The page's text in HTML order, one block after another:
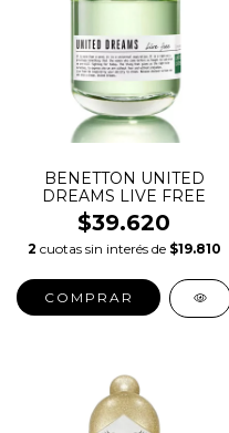
BENETTON UNITED
DREAMS LIVE FREE
$39.620
2 cuotas sin interés de $19.810
COMPRAR